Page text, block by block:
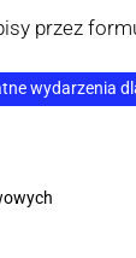
przez
wydarzenia